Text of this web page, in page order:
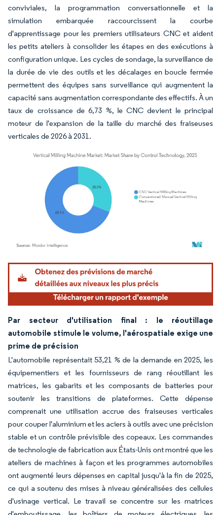
conviviales, la programmation conversationnelle et la
simulation embarquée raccourcissent la courbe
d'apprentissage pour les premiers utilisateurs CNC et aident
les petits ateliers à consolider les étapes en des exécutions à
configuration unique. Les cycles de sondage, la surveillance de
la durée de vie des outils et les décalages en boucle fermée
permettent des équipes sans surveillance qui augmentent la
capacité sans augmentation correspondante des effectifs. À un
taux de croissance de 6,73 %, le CNC devient le principal
moteur de l'expansion de la taille du marché des fraiseuses
verticales de 2026 à 2031.
Image © Mordor Intelligence. La réutilisation nécessite une attribution sous CC BY
Par secteur d'utilisation final : le réoutillage
automobile stimule le volume, l'aérospatiale exige une
prime de précision
L'automobile représentait 53,21 % de la demande en 2025, les
équipementiers et les fournisseurs de rang réoutillant les
matrices, les gabarits et les composants de batteries pour
soutenir les transitions de plateformes. Cette dépense
comprenait une utilisation accrue des fraiseuses verticales
pour couper l'aluminium et les aciers à outils avec une précision
stable et un contrôle prévisible des copeaux. Les commandes
de technologie de fabrication aux États-Unis ont montré que les
ateliers de machines à façon et les programmes automobiles
ont augmenté leurs dépenses en capital jusqu'à la fin de 2025,
ce qui a soutenu des mises à niveau généralisées des cellules
d'usinage vertical. Le travail se concentre sur les matrices